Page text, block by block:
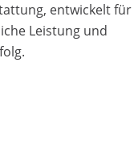
entwickelt für
Leistung und